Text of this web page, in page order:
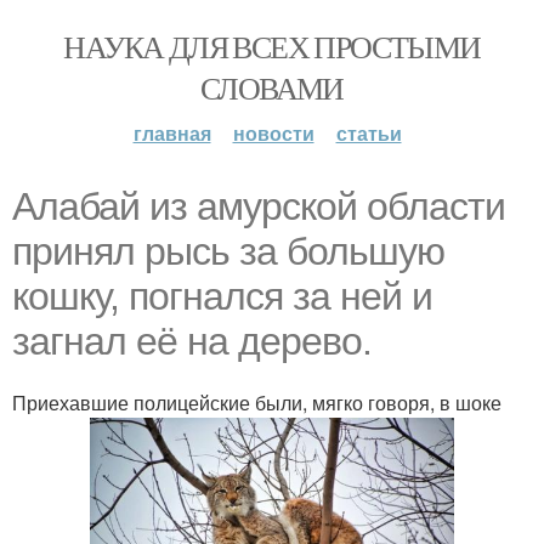
НАУКА ДЛЯ ВСЕХ ПРОСТЫМИ
СЛОВАМИ
главная новости статьи
Алабай из амурской области
принял рысь за большую
кошку, погнался за ней и
загнал её на дерево.
Приехавшие полицейские были, мягко говоря, в шоке